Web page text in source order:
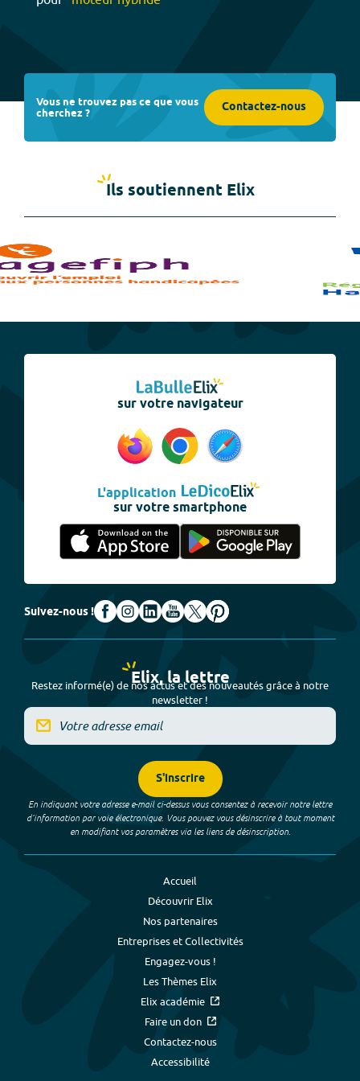
Vous ne trouvez pas ce que vous
cherchez ? Contactez-nous
Ils soutiennent Elix
sur votre navigateur
L'application
sur votre smartphone
Suivez-nous !
Elix, la lettre
Restez informé(e) de nos actus et des nouveautés grâce à notre
newsletter !
S'inscrire
En indiquant votre adresse e-mail ci-dessus vous consentez à recevoir notre lettre
d’information par voie électronique. Vous pouvez vous désinscrire à tout moment
en modifiant vos paramètres via les liens de désinscription.
Accueil
Découvrir Elix
Nos partenaires
Entreprises et Collectivités
Engagez-vous !
Les Thèmes Elix
Elix académie
Faire un don
Contactez-nous
Accessibilité